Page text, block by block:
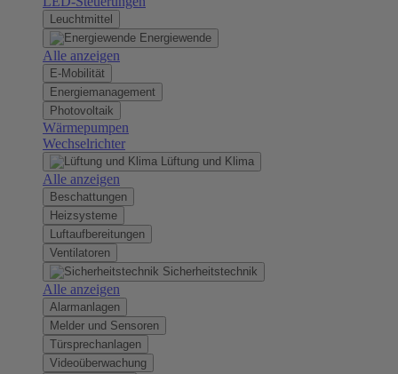
Leuchtmittel
Energiewende
Alle anzeigen
E-Mobilität
Energiemanagement
Photovoltaik
Wärmepumpen
Wechselrichter
Lüftung und Klima
Alle anzeigen
Beschattungen
Heizsysteme
Luftaufbereitungen
Ventilatoren
Sicherheitstechnik
Alle anzeigen
Alarmanlagen
Melder und Sensoren
Türsprechanlagen
Videoüberwachung